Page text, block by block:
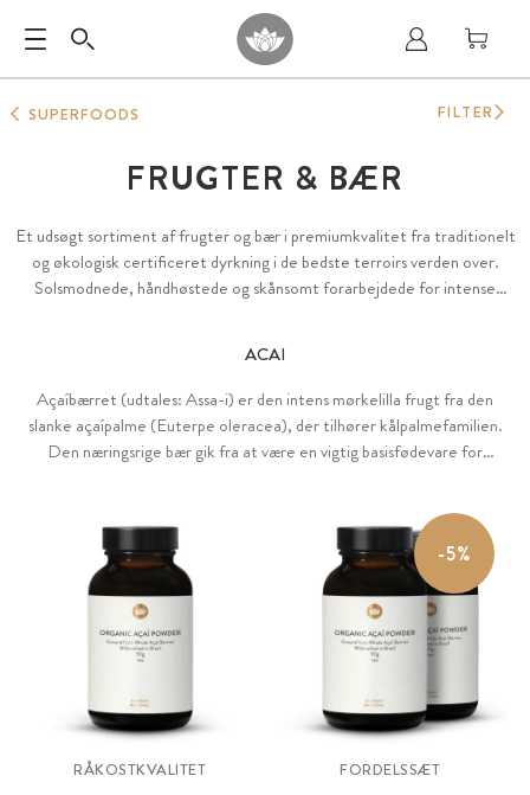
SUPERFOODS
FRUGTER & BÆR
Et udsøgt sortiment af frugter og bær i premiumkvalitet fra traditionelt
og økologisk certificeret dyrkning i de bedste terroirs verden over.
Solsmodnede, håndhøstede og skånsomt forarbejdede for intense
ACAI
Açaíbærret (udtales: Assa-i) er den intens mørkelilla frugt fra den
slanke açaípalme (Euterpe oleracea), der tilhører kålpalmefamilien.
Den næringsrige bær gik fra at være en vigtig basisfødevare for
RÅKOSTKVALITET
-5%
FORDELSSÆT
FILTER